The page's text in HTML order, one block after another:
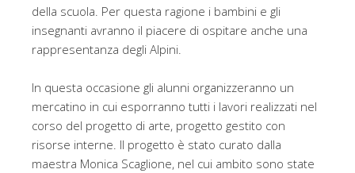
della scuola. Per questa ragione i bambini e gli
insegnanti avranno il piacere di ospitare anche una
rappresentanza degli Alpini.
In questa occasione gli alunni organizzeranno un
mercatino in cui esporranno tutti i lavori realizzati nel
corso del progetto di arte, progetto gestito con
risorse interne. Il progetto è stato curato dalla
maestra Monica Scaglione, nel cui ambito sono state